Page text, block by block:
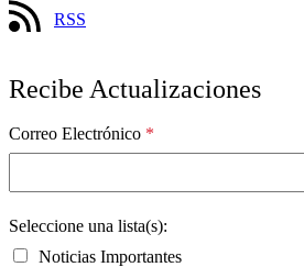
RSS
Recibe Actualizaciones
Correo Electrónico *
Seleccione una lista(s):
Noticias Importantes